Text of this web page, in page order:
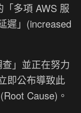
多項 AWS 服
遲」(increased
」並正在努力
即公布導致此
Cause)。